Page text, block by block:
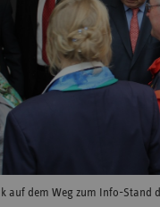
auf dem Weg zum Info-Stand